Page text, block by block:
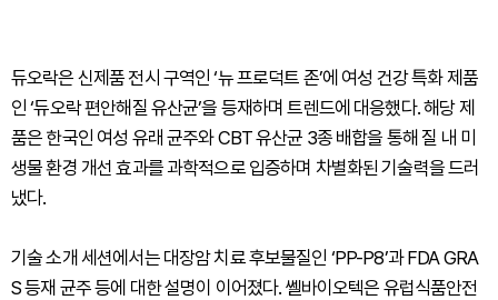
듀오락은 신제품 전시 구역인 ‘뉴 프로덕트 존’에 여성 건강 특화 제품
인 ‘듀오락 편안해질 유산균’을 등재하며 트렌드에 대응했다. 해당 제
품은 한국인 여성 유래 균주와 CBT 유산균 3종 배합을 통해 질 내 미
생물 환경 개선 효과를 과학적으로 입증하며 차별화된 기술력을 드러
냈다.
기술 소개 세션에서는 대장암 치료 후보물질인 ‘PP-P8’과 FDA GRA
S 등재 균주 등에 대한 설명이 이어졌다. 쎌바이오텍은 유럽식품안전